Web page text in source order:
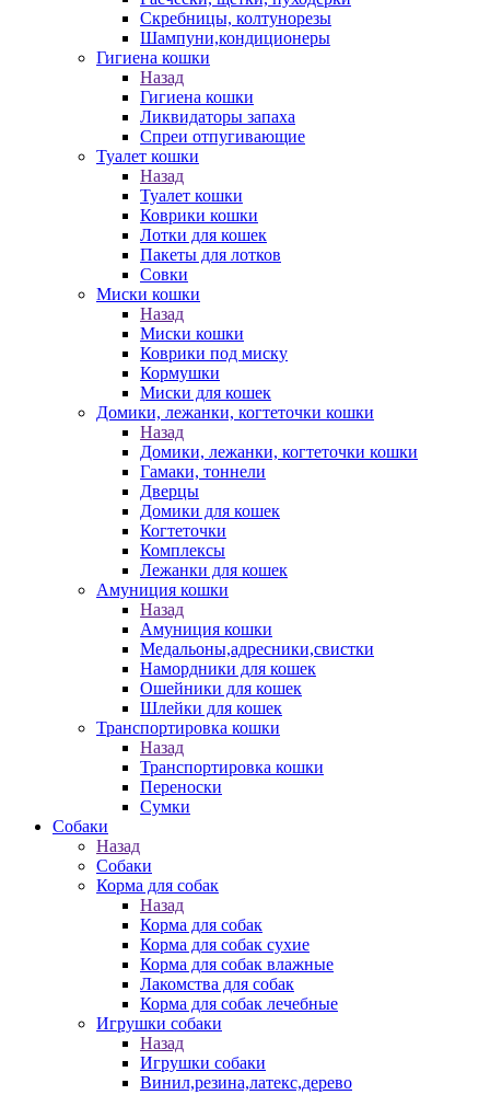
Скребницы, колтунорезы
Шампуни,кондиционеры
Гигиена кошки
Назад
Гигиена кошки
Ликвидаторы запаха
Спреи отпугивающие
Туалет кошки
Назад
Туалет кошки
Коврики кошки
Лотки для кошек
Пакеты для лотков
Совки
Миски кошки
Назад
Миски кошки
Коврики под миску
Кормушки
Миски для кошек
Домики, лежанки, когтеточки кошки
Назад
Домики, лежанки, когтеточки кошки
Гамаки, тоннели
Дверцы
Домики для кошек
Когтеточки
Комплексы
Лежанки для кошек
Амуниция кошки
Назад
Амуниция кошки
Медальоны,адресники,свистки
Намордники для кошек
Ошейники для кошек
Шлейки для кошек
Транспортировка кошки
Назад
Транспортировка кошки
Переноски
Сумки
Собаки
Назад
Собаки
Корма для собак
Назад
Корма для собак
Корма для собак сухие
Корма для собак влажные
Лакомства для собак
Корма для собак лечебные
Игрушки собаки
Назад
Игрушки собаки
Винил,резина,латекс,дерево